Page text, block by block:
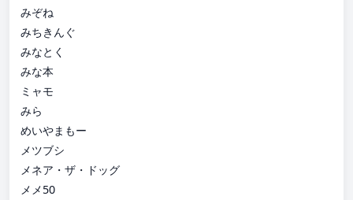
みぞね
みちきんぐ
みなとく
みな本
ミャモ
みら
めいやまもー
メツブシ
メネア・ザ・ドッグ
メメ50